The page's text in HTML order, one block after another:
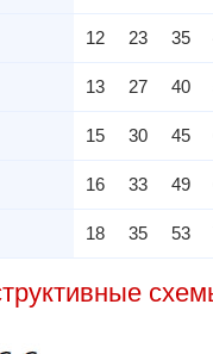
12 23 35
13 27 40
15 30 45
16 33 49
18 35 53